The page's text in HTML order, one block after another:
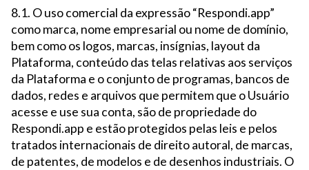
8.1. O uso comercial da expressão “Respondi.app”
como marca, nome empresarial ou nome de domínio,
bem como os logos, marcas, insígnias, layout da
Plataforma, conteúdo das telas relativas aos serviços
da Plataforma e o conjunto de programas, bancos de
dados, redes e arquivos que permitem que o Usuário
acesse e use sua conta, são de propriedade do
Respondi.app e estão protegidos pelas leis e pelos
tratados internacionais de direito autoral, de marcas,
de patentes, de modelos e de desenhos industriais. O